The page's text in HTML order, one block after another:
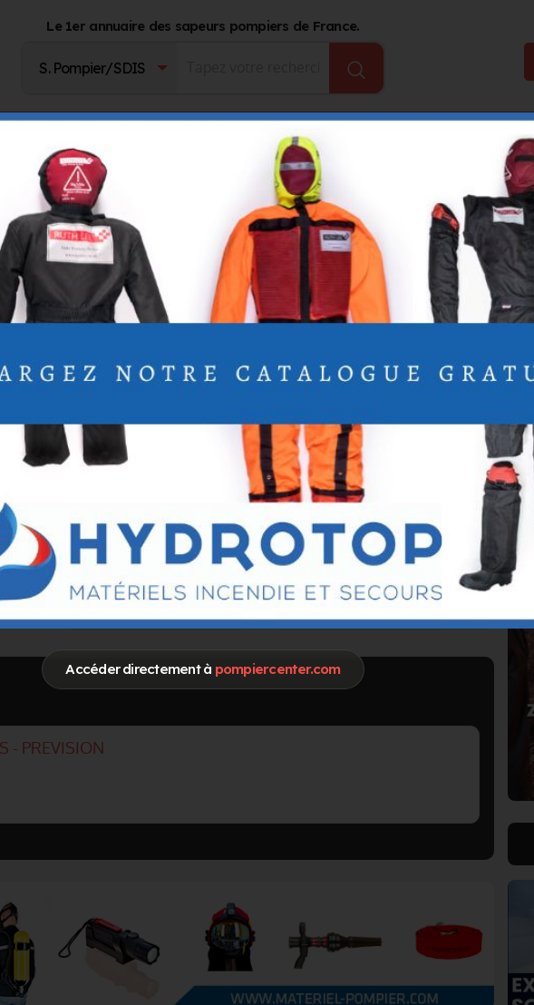
Accéder directement à pompiercenter.com
Le 1er annuaire des sapeurs pompiers de France.
Journal d'actualité
Inscrit depuis le 17/04/
Informations mises
Spécialités / Centres d'intérêt
COD Conduite
FDF Feux de foret
Formation et developpement de competences
IMP Intervention Milieux Perilleux
SAV Sauveteur Aquatique
SDE Sauvetage Deblaiement
SIC Systemes d'Information & de Communication (CTA/CODIS)
AER Aero
CAN Canyon
SAN Sauveteur Animalier
Intervention en espaces souterrains et Tunnels
SUAP Secours Urgence aux Personnes
Secours Routiers
- PREVISION